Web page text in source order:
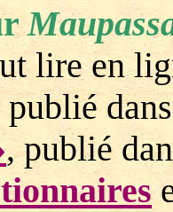
lire en
publié
, publié